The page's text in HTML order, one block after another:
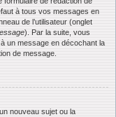
à tous vos messages en
de l’utilisateur (onglet
). Par la suite, vous
un message en décochant la
de message.
nouveau sujet ou la